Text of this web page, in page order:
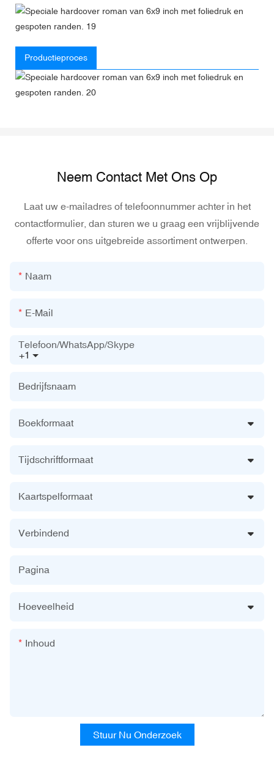
Productieproces
Neem Contact Met Ons Op
Laat uw e-mailadres of telefoonnummer achter in het
contactformulier, dan sturen we u graag een vrijblijvende
offerte voor ons uitgebreide assortiment ontwerpen.
Naam
E-Mail
+1
Telefoon/WhatsApp/Skype
Bedrijfsnaam
Boekformaat
Tijdschriftformaat
Kaartspelformaat
Verbindend
Pagina
Hoeveelheid
Inhoud
Stuur Nu Onderzoek